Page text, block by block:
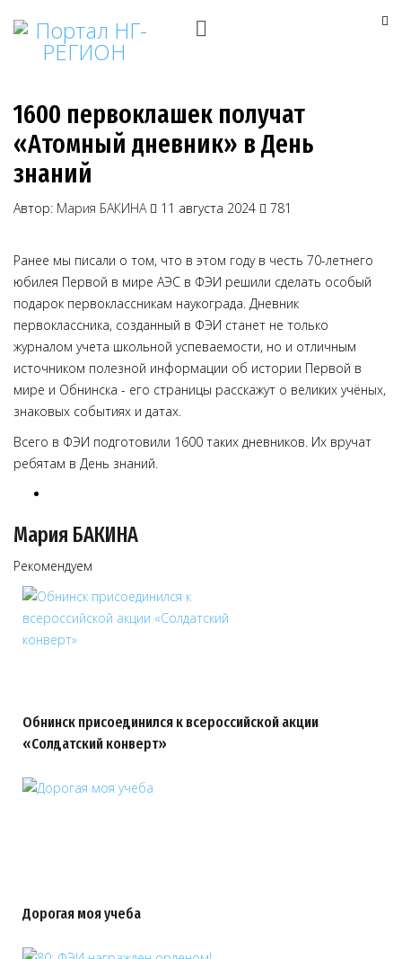
1600 первоклашек получат
«Атомный дневник» в День
знаний
Автор: Мария БАКИНА 11 августа 2024 781
Ранее мы писали о том, что в этом году в честь 70-летнего
юбилея Первой в мире АЭС в ФЭИ решили сделать особый
подарок первоклассникам наукограда. Дневник
первоклассника, созданный в ФЭИ станет не только
журналом учета школьной успеваемости, но и отличным
источником полезной информации об истории Первой в
мире и Обнинска - его страницы расскажут о великих учёных,
знаковых событиях и датах.
Всего в ФЭИ подготовили 1600 таких дневников. Их вручат
ребятам в День знаний.
Мария БАКИНА
Рекомендуем
Обнинск присоединился к всероссийской акции
«Солдатский конверт»
Дорогая моя учеба